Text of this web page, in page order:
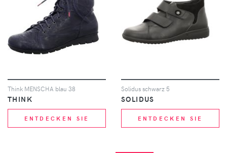
Think MENSCHA blau 38
THINK
ENTDECKEN SIE
Solidus schwarz 5
SOLIDUS
ENTDECKEN SIE